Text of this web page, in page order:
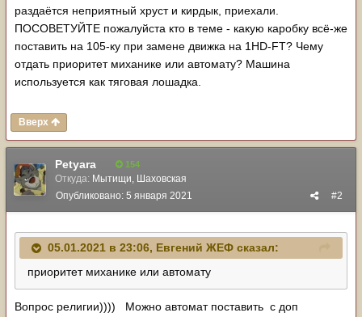
раздаётся неприятный хруст и кирдык, приехали.
ПОСОВЕТУЙТЕ пожалуйста кто в теме - какую каробку всё-же
поставить на 105-ку при замене движка на 1HD-FT? Чему
отдать приоритет миханике или автомату? Машина
используется как тяговая лошадка.
Вверх
Petyara 154
Откуда: Мытищи, Шаховская
#2
Опубликовано: 5 января 2021
05.01.2021 в 23:06, Евгений ЖЕФ сказал:
приоритет миханике или автомату
Вопрос религии)))) Можно автомат поставить с доп